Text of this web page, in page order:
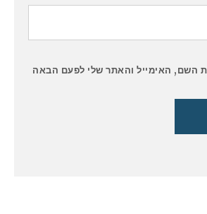
השם, האימייל והאתר שלי לפעם הבאה